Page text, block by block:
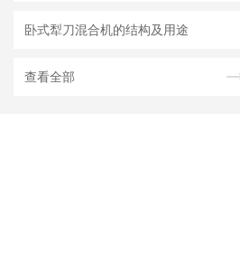
卧式犁刀混合机的结构及用途
查看全部